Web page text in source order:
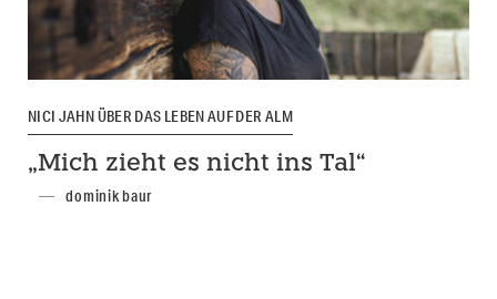
NICI JAHN ÜBER DAS LEBEN AUF DER ALM
„Mich zieht es nicht ins Tal“
dominik baur